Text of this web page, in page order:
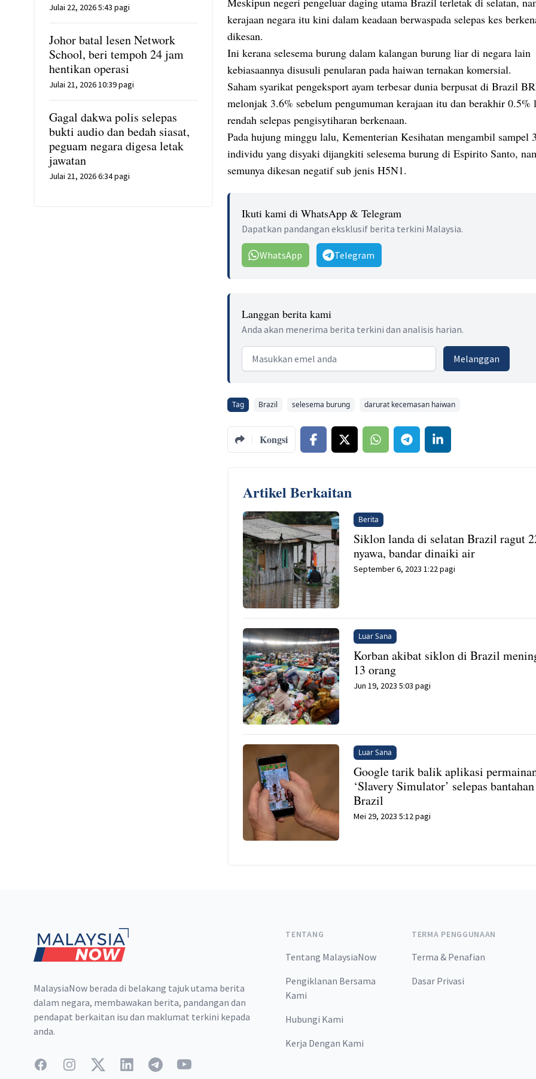
Julai 22, 2026 5:43 pagi
Johor batal lesen Network
School, beri tempoh 24 jam
hentikan operasi
Julai 21, 2026 10:39 pagi
Gagal dakwa polis selepas
bukti audio dan bedah siasat,
peguam negara digesa letak
jawatan
Julai 21, 2026 6:34 pagi
kerajaan negara itu kini dalam keadaan berwaspada selepas kes
dikesan.
Ini kerana selesema burung dalam kalangan burung liar di negara lain
kebiasaannya disusuli penularan pada haiwan ternakan komersial.
Saham syarikat pengeksport ayam terbesar dunia berpusat di Brazil
melonjak 3.6% sebelum pengumuman kerajaan itu dan berakhir 0.5%
rendah selepas pengisytiharan berkenaan.
Pada hujung minggu lalu, Kementerian Kesihatan mengambil sampel
individu yang disyaki dijangkiti selesema burung di Espirito Santo,
semunya dikesan negatif sub jenis H5N1.
Ikuti kami di WhatsApp & Telegram
Dapatkan pandangan eksklusif berita terkini Malaysia.
WhatsApp Telegram
Langgan berita kami
Anda akan menerima berita terkini dan analisis harian.
Email address Melanggan
Tag Brazil selesema burung darurat kecemasan haiwan
Kongsi
Artikel Berkaitan
Berita
Siklon landa di selatan Brazil ragut
nyawa, bandar dinaiki air
September 6, 2023 1:22 pagi
Luar Sana
Korban akibat siklon di Brazil
13 orang
Jun 19, 2023 5:03 pagi
Luar Sana
Google tarik balik aplikasi
‘Slavery Simulator’ selepas bantahan
Brazil
Mei 29, 2023 5:12 pagi
MalaysiaNow berada di belakang tajuk utama berita
dalam negara, membawakan berita, pandangan dan
pendapat berkaitan isu dan maklumat terkini kepada
anda.
FacebookInstagramTwitterLinkedInTelegramYouTube
TENTANG
Tentang MalaysiaNow
Pengiklanan Bersama
Kami
Hubungi Kami
Kerja Dengan Kami
TERMA PENGGUNAAN
Terma & Penafian
Dasar Privasi